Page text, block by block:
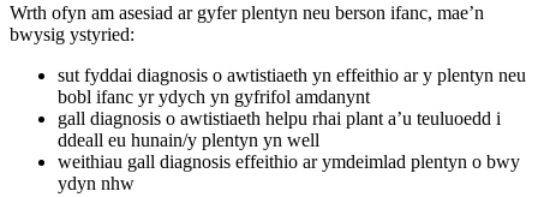
Wrth ofyn am asesiad ar gyfer plentyn neu berson ifanc, mae’n
bwysig ystyried:
sut fyddai diagnosis o awtistiaeth yn effeithio ar y plentyn neu
bobl ifanc yr ydych yn gyfrifol amdanynt
gall diagnosis o awtistiaeth helpu rhai plant a’u teuluoedd i
ddeall eu hunain/y plentyn yn well
weithiau gall diagnosis effeithio ar ymdeimlad plentyn o bwy
ydyn nhw